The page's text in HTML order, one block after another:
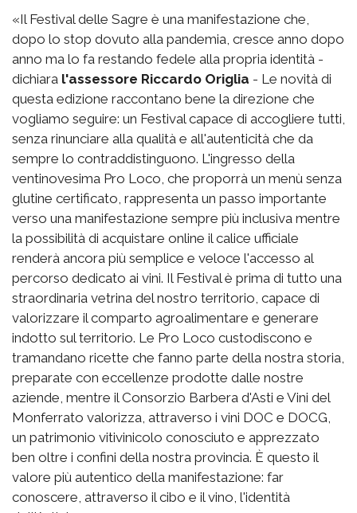
«Il Festival delle Sagre è una manifestazione che,
dopo lo stop dovuto alla pandemia, cresce anno dopo
anno ma lo fa restando fedele alla propria identità -
dichiara l'assessore Riccardo Origlia - Le novità di
questa edizione raccontano bene la direzione che
vogliamo seguire: un Festival capace di accogliere tutti,
senza rinunciare alla qualità e all'autenticità che da
sempre lo contraddistinguono. L'ingresso della
ventinovesima Pro Loco, che proporrà un menù senza
glutine certificato, rappresenta un passo importante
verso una manifestazione sempre più inclusiva mentre
la possibilità di acquistare online il calice ufficiale
renderà ancora più semplice e veloce l'accesso al
percorso dedicato ai vini. Il Festival è prima di tutto una
straordinaria vetrina del nostro territorio, capace di
valorizzare il comparto agroalimentare e generare
indotto sul territorio. Le Pro Loco custodiscono e
tramandano ricette che fanno parte della nostra storia,
preparate con eccellenze prodotte dalle nostre
aziende, mentre il Consorzio Barbera d'Asti e Vini del
Monferrato valorizza, attraverso i vini DOC e DOCG,
un patrimonio vitivinicolo conosciuto e apprezzato
ben oltre i confini della nostra provincia. È questo il
valore più autentico della manifestazione: far
conoscere, attraverso il cibo e il vino, l'identità